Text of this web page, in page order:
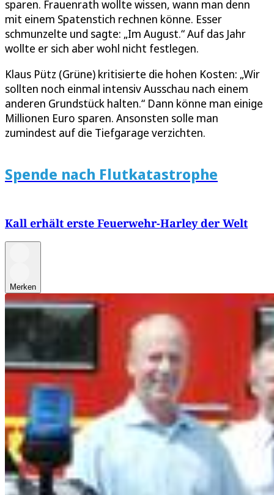
sparen. Frauenrath wollte wissen, wann man denn
mit einem Spatenstich rechnen könne. Esser
schmunzelte und sagte: „Im August.“ Auf das Jahr
wollte er sich aber wohl nicht festlegen.
Klaus Pütz (Grüne) kritisierte die hohen Kosten: „Wir
sollten noch einmal intensiv Ausschau nach einem
anderen Grundstück halten.“ Dann könne man einige
Millionen Euro sparen. Ansonsten solle man
zumindest auf die Tiefgarage verzichten.
Spende nach Flutkatastrophe
Kall erhält erste Feuerwehr-Harley der Welt
Merken